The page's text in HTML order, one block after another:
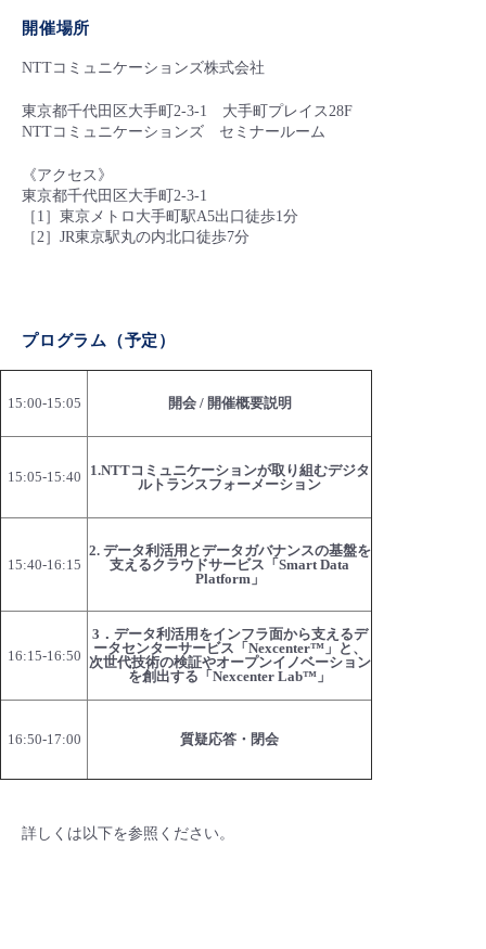
開催場所
NTTコミュニケーションズ株式会社
東京都千代田区大手町2-3-1 大手町プレイス28F
NTTコミュニケーションズ セミナールーム
《アクセス》
東京都千代田区大手町2-3-1
［1］東京メトロ大手町駅A5出口徒歩1分
［2］JR東京駅丸の内北口徒歩7分
プログラム（予定）
15:00-15:05 開会 / 開催概要説明
15:05-15:40
1.NTTコミュニケーションが取り組むデジタ
ルトランスフォーメーション
15:40-16:15
2. データ利活用とデータガバナンスの基盤を
支えるクラウドサービス「Smart Data
Platform」
16:15-16:50
3．データ利活用をインフラ面から支えるデ
ータセンターサービス「Nexcenter™」と、
次世代技術の検証やオープンイノベーション
を創出する「Nexcenter Lab™」
16:50-17:00 質疑応答・閉会
詳しくは以下を参照ください。